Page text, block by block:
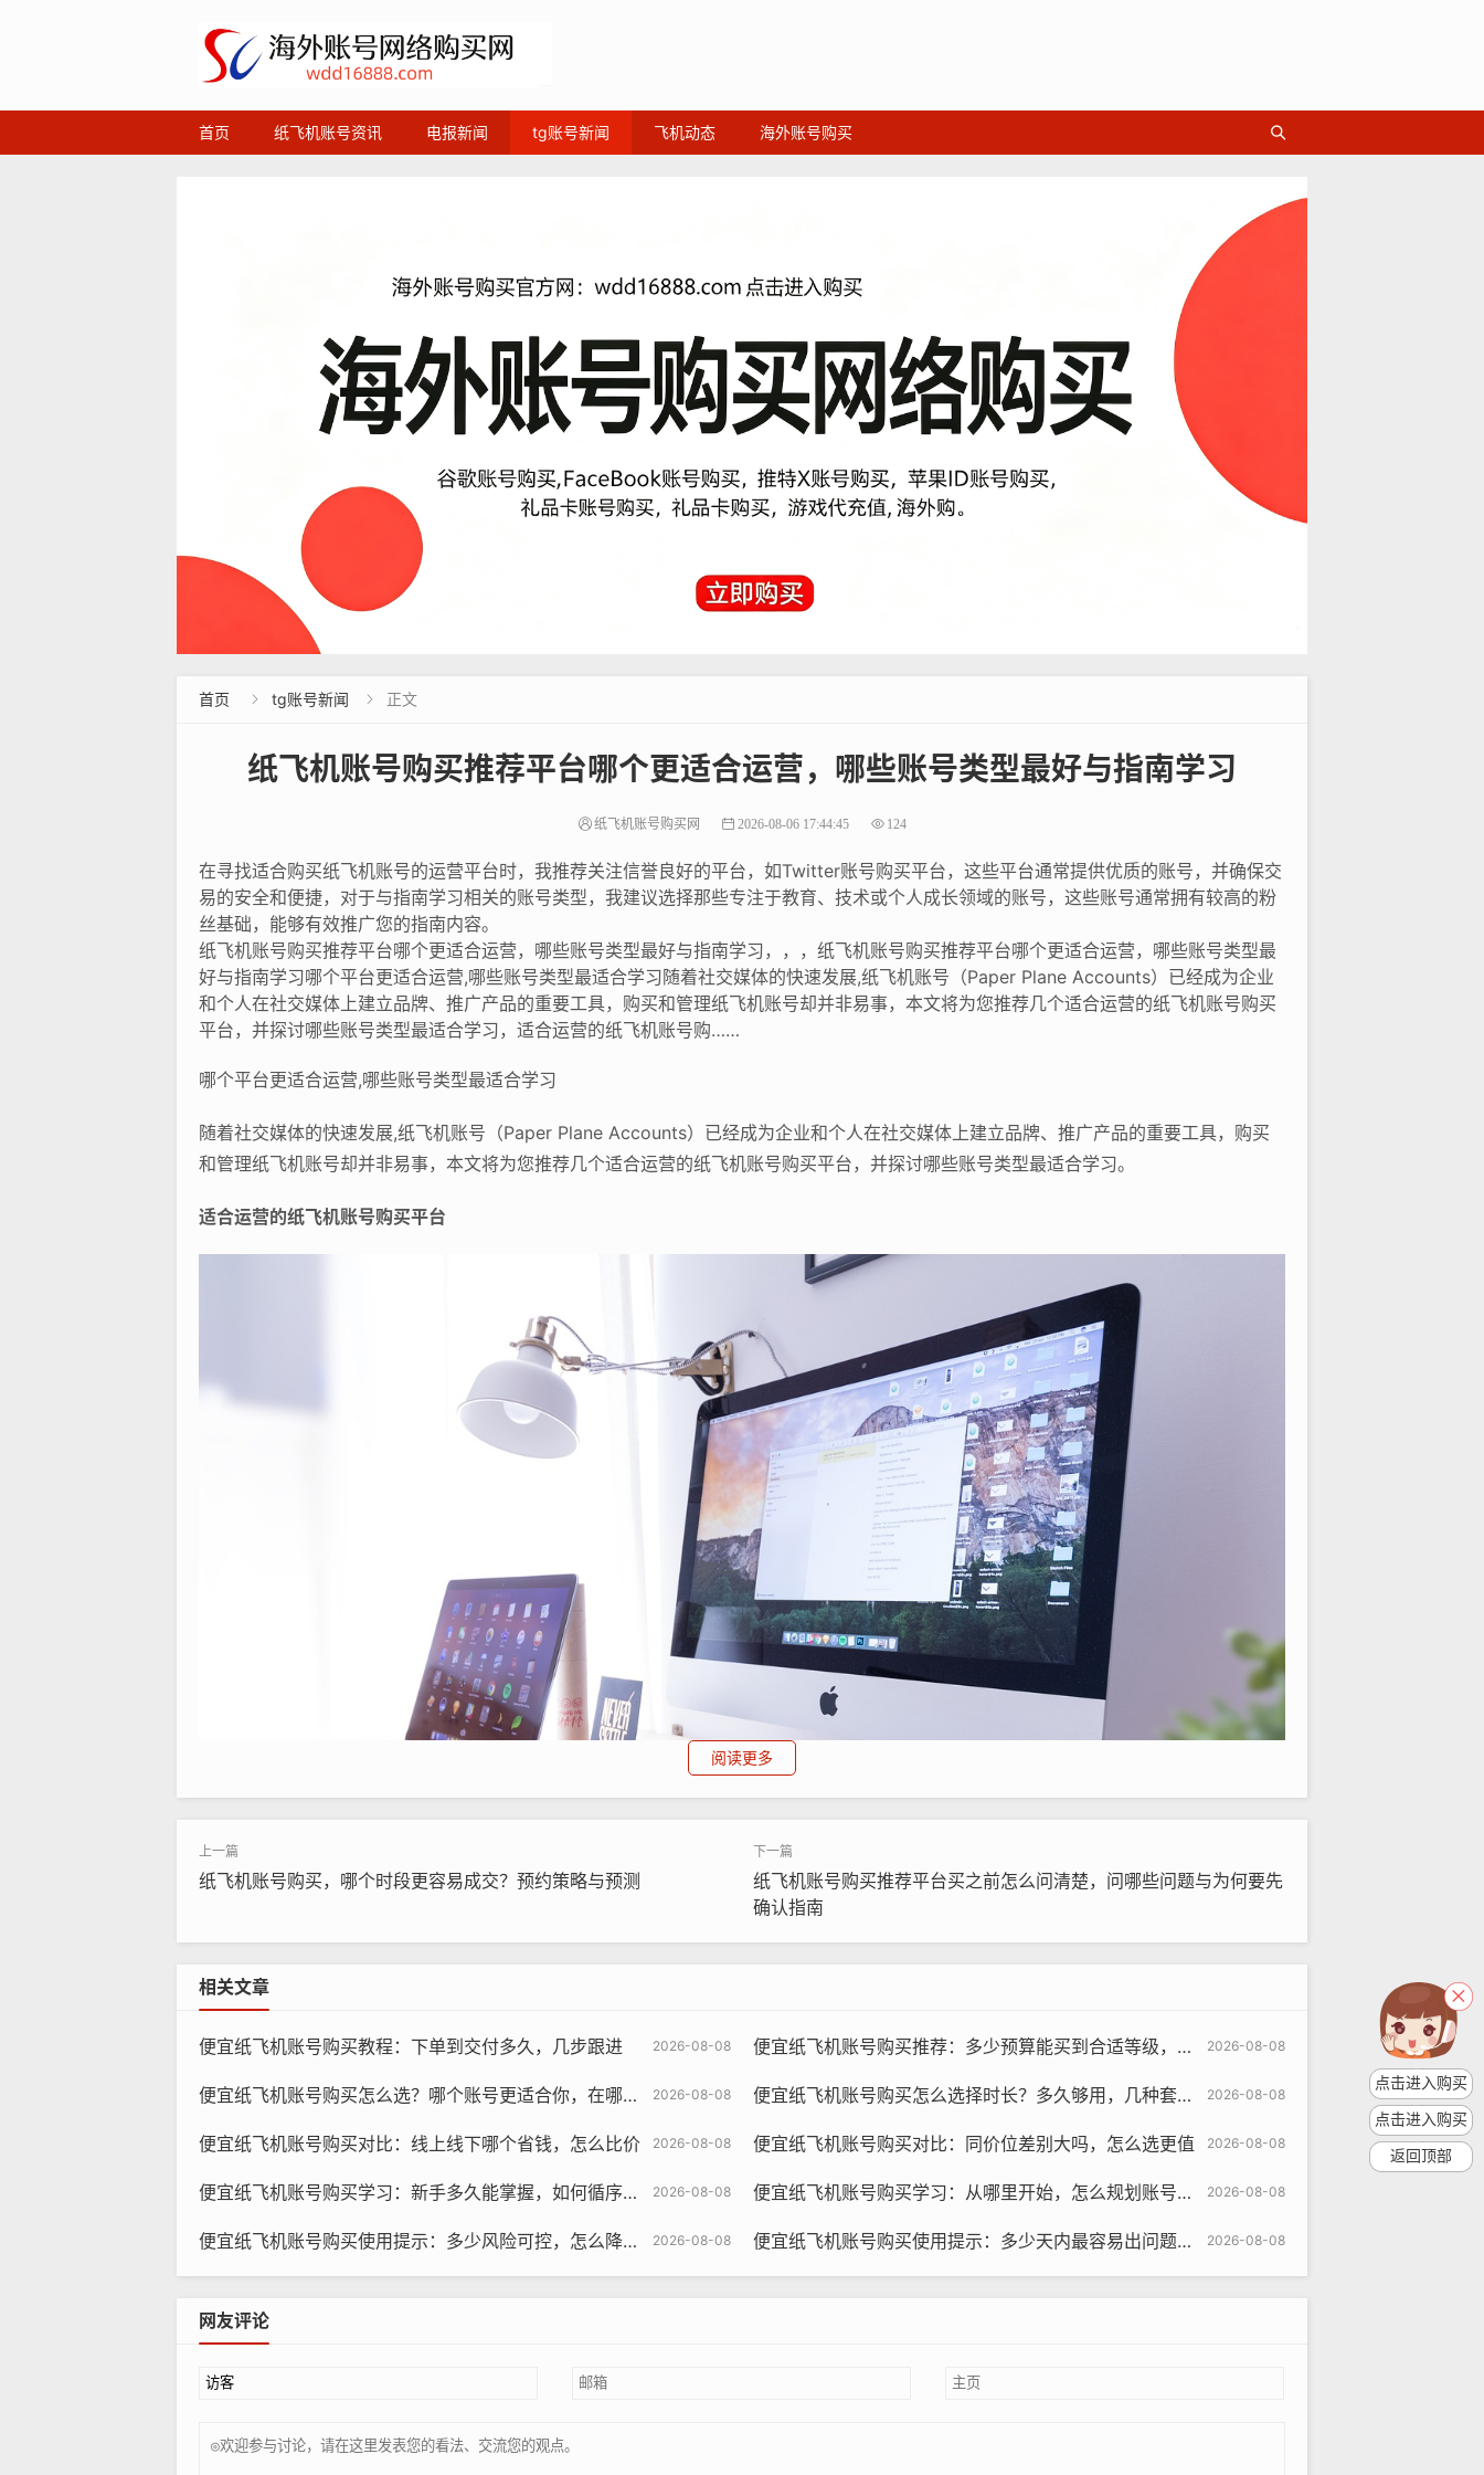
首页 纸飞机账号资讯 电报新闻 tg账号新闻 飞机动态 海外账号购买
首页  tg账号新闻  正文
纸飞机账号购买推荐平台哪个更适合运营，哪些账号类型最好与指南学习
纸飞机账号购买网 2026-08-06 17:44:45 124
在寻找适合购买纸飞机账号的运营平台时，我推荐关注信誉良好的平台，如Twitter账号购买平台，这些平台通常提供优质的账号，并确保交
易的安全和便捷，对于与指南学习相关的账号类型，我建议选择那些专注于教育、技术或个人成长领域的账号，这些账号通常拥有较高的粉
丝基础，能够有效推广您的指南内容。
纸飞机账号购买推荐平台哪个更适合运营，哪些账号类型最好与指南学习，，，纸飞机账号购买推荐平台哪个更适合运营，哪些账号类型最
好与指南学习哪个平台更适合运营,哪些账号类型最适合学习随着社交媒体的快速发展,纸飞机账号（Paper Plane Accounts）已经成为企业
和个人在社交媒体上建立品牌、推广产品的重要工具，购买和管理纸飞机账号却并非易事，本文将为您推荐几个适合运营的纸飞机账号购买
平台，并探讨哪些账号类型最适合学习，适合运营的纸飞机账号购……
哪个平台更适合运营,哪些账号类型最适合学习
随着社交媒体的快速发展,纸飞机账号（Paper Plane Accounts）已经成为企业和个人在社交媒体上建立品牌、推广产品的重要工具，购买
和管理纸飞机账号却并非易事，本文将为您推荐几个适合运营的纸飞机账号购买平台，并探讨哪些账号类型最适合学习。
适合运营的纸飞机账号购买平台
户可以根据自己的需求选择合适的账号类型和价格范围，Paper Plane Accounts Store还提供账号安全保护和隐私保护服务，确保账号的安
全和隐私。
Paper Plane Accounts Marketplace：这是一个专门为纸飞机账号交易而建立的市场，用户可以在该平台上买卖账号，包括个人账号、企
阅读更多
纸飞机账号购买，哪个时段更容易成交？预约策略与预测
纸飞机账号购买推荐平台买之前怎么问清楚，问哪些问题与为何要先
确认指南
相关文章
2026-08-08
便宜纸飞机账号购买教程：下单到交付多久，几步跟进 2026-08-08
便宜纸飞机账号购买推荐：多少预算能买到合适等级，怎么判断
2026-08-08
便宜纸飞机账号购买怎么选？哪个账号更适合你，在哪下单 2026-08-08
便宜纸飞机账号购买怎么选择时长？多久够用，几种套餐怎么比
2026-08-08
便宜纸飞机账号购买对比：线上线下哪个省钱，怎么比价 2026-08-08
便宜纸飞机账号购买对比：同价位差别大吗，怎么选更值
2026-08-08
便宜纸飞机账号购买学习：新手多久能掌握，如何循序渐进 2026-08-08
便宜纸飞机账号购买学习：从哪里开始，怎么规划账号用途
2026-08-08
便宜纸飞机账号购买使用提示：多少风险可控，怎么降低封禁概率 2026-08-08
便宜纸飞机账号购买使用提示：多少天内最容易出问题，如何提前处理
网友评论
点击进入购买
点击进入购买
返回顶部